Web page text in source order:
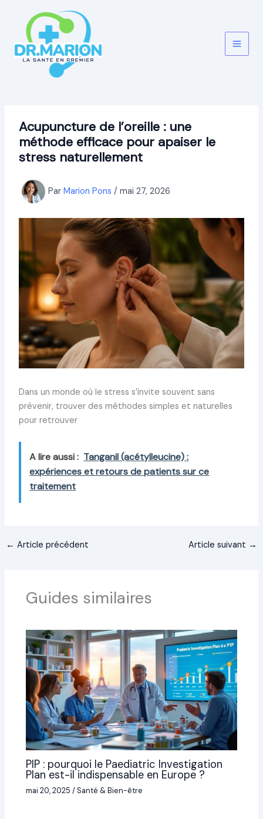
contenu
Acupuncture de l’oreille : une
méthode efficace pour apaiser le
stress naturellement
Par Marion Pons / mai 27, 2026
Dans un monde où le stress s’invite souvent sans
prévenir, trouver des méthodes simples et naturelles
pour retrouver
A lire aussi : Tanganil (acétylleucine) :
expériences et retours de patients sur ce
traitement
← Article précédent Article suivant →
Guides similaires
PIP : pourquoi le Paediatric Investigation
Plan est-il indispensable en Europe ?
mai 20, 2025/Santé & Bien-être